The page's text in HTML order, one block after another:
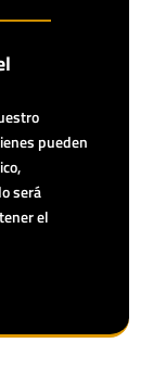
pueden
será
el